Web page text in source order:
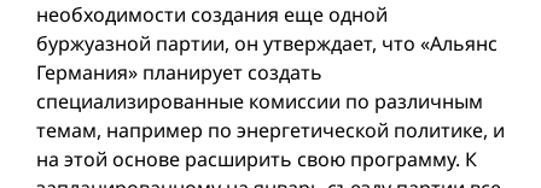
необходимости создания еще одной
буржуазной партии, он утверждает, что «Альянс
Германия» планирует создать
специализированные комиссии по различным
темам, например по энергетической политике, и
на этой основе расширить свою программу. К